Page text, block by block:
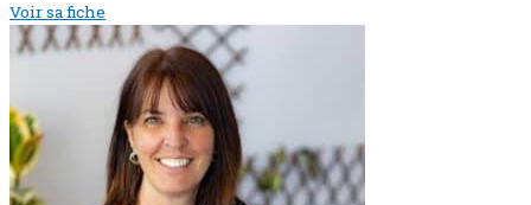
Voir sa fiche